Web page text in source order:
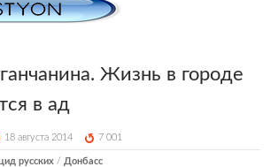
Жизнь в городе
в ад
18 августа 2014 7 001
русских / Донбасс